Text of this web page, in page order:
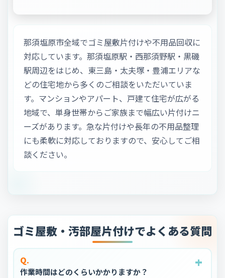
那須塩原市全域でゴミ屋敷片付けや不用品回収に
対応しています。那須塩原駅・西那須野駅・黒磯
駅周辺をはじめ、東三島・太夫塚・豊浦エリアな
どの住宅地から多くのご相談をいただいていま
す。マンションやアパート、戸建て住宅が広がる
地域で、単身世帯からご家族まで幅広い片付けニ
ーズがあります。急な片付けや長年の不用品整理
にも柔軟に対応しておりますので、安心してご相
談ください。
ゴミ屋敷・汚部屋片付けでよくある質問
Q.
作業時間はどのくらいかかりますか？
+
+
+
+
+